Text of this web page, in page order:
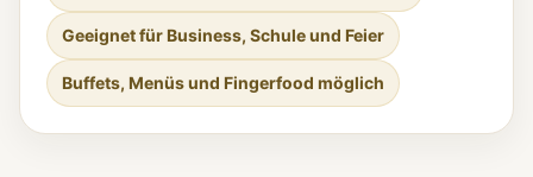
Geeignet für Business, Schule und Feier
Buffets, Menüs und Fingerfood möglich